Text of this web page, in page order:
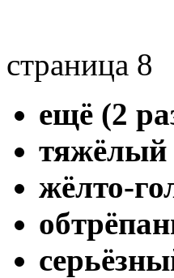
страница 8
ещё (2
тяжёлый
жёлто-